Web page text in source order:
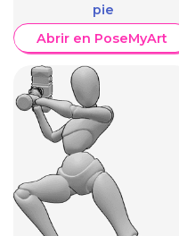
pie
Abrir en PoseMyArt